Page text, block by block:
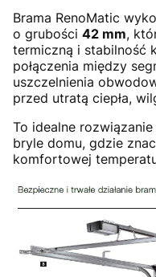
Brama RenoMatic
o grubości 42 mm,
termiczną i stabilność
połączenia między
uszczelnienia
przed utratą ciepła,
To idealne
bryle domu, gdzie
komfortowej